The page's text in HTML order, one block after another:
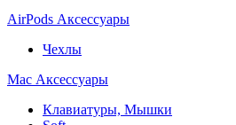
AirPods Аксессуары
Чехлы
Mac Аксессуары
Клавиатуры, Мышки